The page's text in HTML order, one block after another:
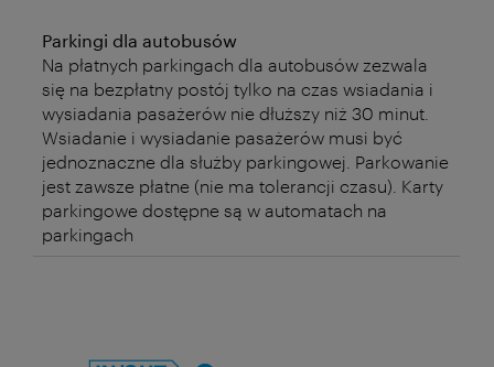
Parkingi dla autobusów
Na płatnych parkingach dla autobusów zezwala
się na bezpłatny postój tylko na czas wsiadania i
wysiadania pasażerów nie dłuższy niż 30 minut.
Wsiadanie i wysiadanie pasażerów musi być
jednoznaczne dla służby parkingowej. Parkowanie
jest zawsze płatne (nie ma tolerancji czasu). Karty
parkingowe dostępne są w automatach na
parkingach